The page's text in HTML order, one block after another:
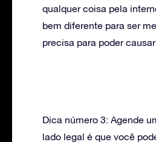
qualquer coisa pela
bem diferente para ser
precisa para poder
Dica número 3: Agende
lado legal é que você